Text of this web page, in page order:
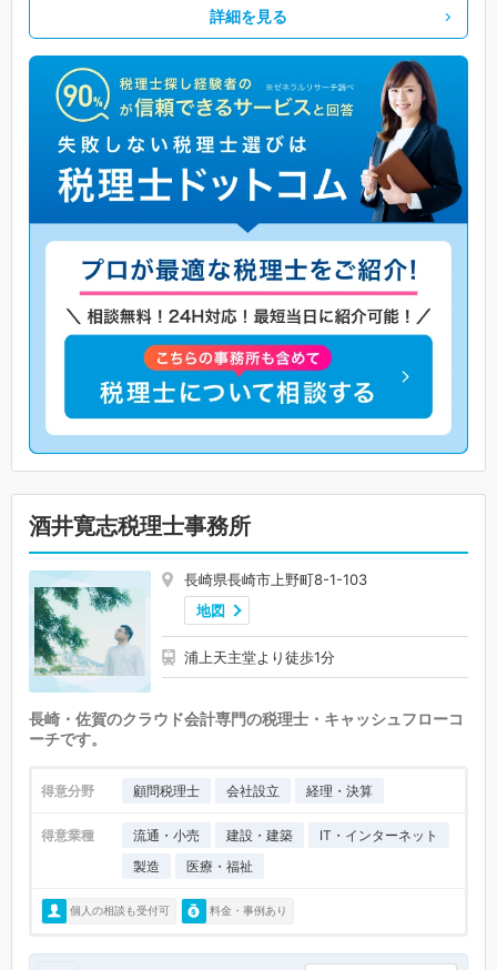
詳細を見る
酒井寛志税理士事務所
長崎県長崎市上野町8-1-103
地図
浦上天主堂より徒歩1分
長崎・佐賀のクラウド会計専門の税理士・キャッシュフローコ
ーチです。
得意分野 顧問税理士 会社設立 経理・決算
得意業種 流通・小売 建設・建築
IT・インターネット
製造
医療・福祉
個人の相談も受付可 料金・事例あり